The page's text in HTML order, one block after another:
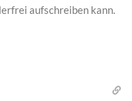
aufschreiben kann.